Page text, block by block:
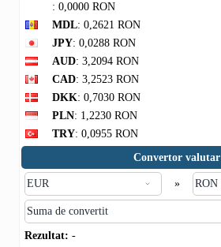
: 0,0000 RON
MDL: 0,2621 RON
JPY: 0,0288 RON
AUD: 3,2094 RON
CAD: 3,2523 RON
DKK: 0,7030 RON
PLN: 1,2230 RON
TRY: 0,0955 RON
Convertor valutar
»
Rezultat: -